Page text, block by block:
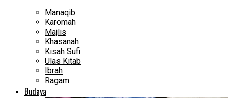
Manaqib
Karomah
Majlis
Khasanah
Kisah Sufi
Ulas Kitab
Ibrah
Ragam
Budaya